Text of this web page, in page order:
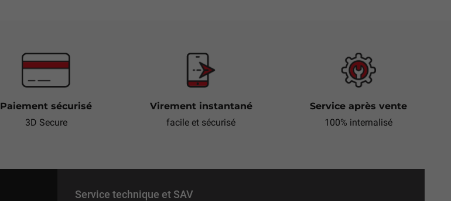
Paiement sécurisé
3D Secure
Virement instantané
facile et sécurisé
Service après vente
100% internalisé
Service technique et SAV